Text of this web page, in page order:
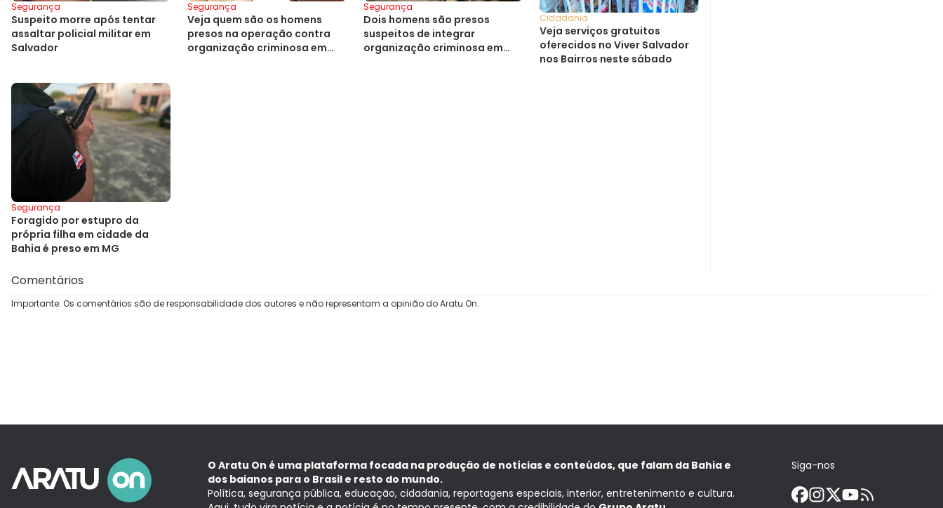
Segurança
Suspeito morre após tentar
assaltar policial militar em
Salvador
Segurança
Veja quem são os homens
presos na operação contra
organização criminosa em
Segurança
Dois homens são presos
suspeitos de integrar
organização criminosa em
Cidadania
Veja serviços gratuitos
oferecidos no Viver Salvador
nos Bairros neste sábado
Segurança
Foragido por estupro da
própria filha em cidade da
Bahia é preso em MG
Comentários
Importante: Os comentários são de responsabilidade dos autores e não representam a opinião do Aratu On.
O Aratu On é uma plataforma focada na produção de notícias e conteúdos, que falam da Bahia e
dos baianos para o Brasil e resto do mundo.
Política, segurança pública, educação, cidadania, reportagens especiais, interior, entretenimento e cultura.
Siga-nos